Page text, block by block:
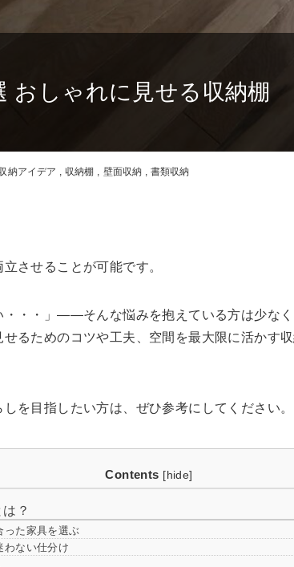
おしゃれに見せる収納棚
納アイデア , 収納棚 , 壁面収納 , 書類収納
させることが可能です。
・・」——そんな悩みを抱えている方は少なく
るためのコツや工夫、空間を最大限に活かす
を目指したい方は、ぜひ参考にしてください。
Contents [ hide]
？
った家具を選ぶ
わない仕分け